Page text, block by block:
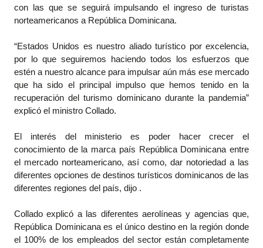
con las que se seguirá impulsando el ingreso de turistas
norteamericanos a República Dominicana.
“Estados Unidos es nuestro aliado turístico por excelencia,
por lo que seguiremos haciendo todos los esfuerzos que
estén a nuestro alcance para impulsar aún más ese mercado
que ha sido el principal impulso que hemos tenido en la
recuperación del turismo dominicano durante la pandemia”
explicó el ministro Collado.
El interés del ministerio es poder hacer crecer el
conocimiento de la marca país República Dominicana entre
el mercado norteamericano, así como, dar notoriedad a las
diferentes opciones de destinos turísticos dominicanos de las
diferentes regiones del país, dijo .
Collado explicó a las diferentes aerolíneas y agencias que,
República Dominicana es el único destino en la región donde
el 100% de los empleados del sector están completamente